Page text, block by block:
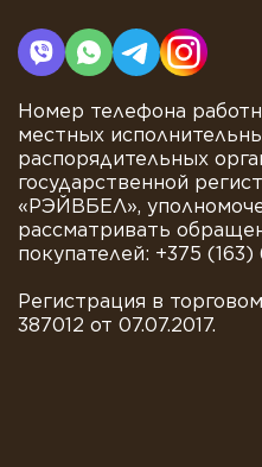
Номер телефона
местных
распорядительных
государственной
«РЭЙВБЕЛ»,
рассматривать
покупателей: +375 (163)
Регистрация в
387012 от 07.07.2017.